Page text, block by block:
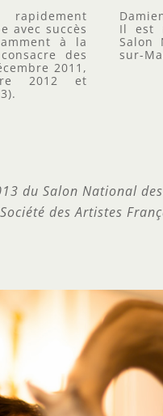
avec succès
à la
des
2011,
2012 et
Il est
Salon
sur-
du Salon National
des Artistes